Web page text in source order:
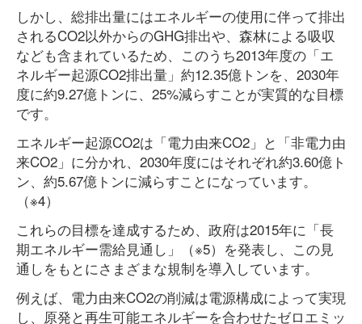
しかし、総排出量にはエネルギーの使用に伴って排出
されるCO2以外からのGHG排出や、森林による吸収
なども含まれているため、このうち2013年度の「エ
ネルギー起源CO2排出量」約12.35億トンを、2030年
度に約9.27億トンに、25%減らすことが実質的な目標
です。
エネルギー起源CO2は「電力由来CO2」と「非電力由
来CO2」に分かれ、2030年度にはそれぞれ約3.60億ト
ン、約5.67億トンに減らすことになっています。
（※4）
これらの目標を達成するため、政府は2015年に「長
期エネルギー需給見通し」（※5）を発表し、この見
通しをもとにさまざまな規制を導入しています。
例えば、電力由来CO2の削減は電源構成によって実現
し、原発と再生可能エネルギーを合わせたゼロエミッ